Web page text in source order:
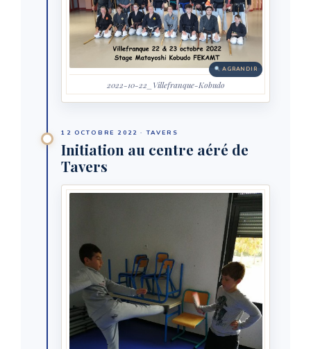
AGRANDIR
2022-10-22_Villefranque-Kobudo
12 OCTOBRE 2022 · TAVERS
Initiation au centre aéré de
Tavers